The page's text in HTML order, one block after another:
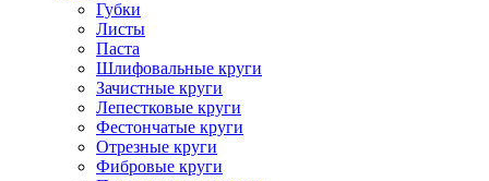
Губки
Листы
Паста
Шлифовальные круги
Зачистные круги
Лепестковые круги
Фестончатые круги
Отрезные круги
Фибровые круги